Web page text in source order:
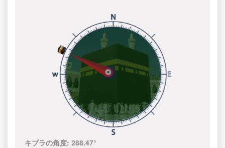
キブラの角度:288.47°